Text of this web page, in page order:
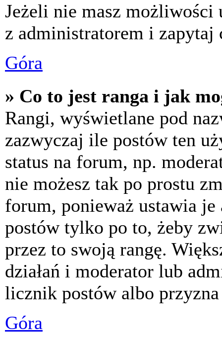
Jeżeli nie masz możliwości
z administratorem i zapytaj
Góra
» Co to jest ranga i jak
Rangi, wyświetlane pod
zazwyczaj ile postów ten
status na forum, np.
nie możesz tak po prostu
forum, ponieważ ustawia
postów tylko po to, żeby
przez to swoją rangę.
działań i moderator lub
licznik postów albo
Góra